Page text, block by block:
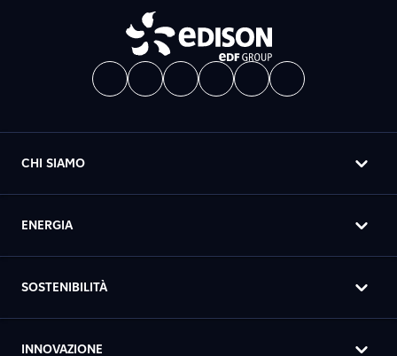
CHI SIAMO
ENERGIA
SOSTENIBILITÀ
INNOVAZIONE